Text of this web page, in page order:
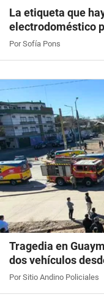
La etiqueta que
electrodoméstico
Por Sofía Pons
Tragedia en
dos vehículos
Por Sitio Andino Policiales